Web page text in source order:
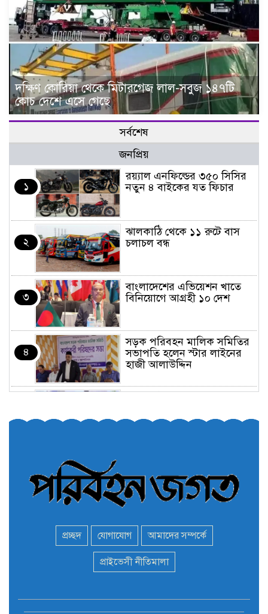
দক্ষিণ কোরিয়া থেকে মিটারগেজ লাল-সবুজ ১৪৭টি
কোচ দেশে এসে গেছে
সর্বশেষ
জনপ্রিয়
১
র‌য়্যাল এনফিল্ডের ৩৫০ সিসির
নতুন ৪ বাইকের যত ফিচার
২
ঝালকাঠি থেকে ১১ রুটে বাস
চলাচল বন্ধ
৩
বাংলাদেশের এভিয়েশন খাতে
বিনিয়োগে আগ্রহী ১০ দেশ
৪
সড়ক পরিবহন মালিক সমিতির
সভাপতি হলেন স্টার লাইনের
হাজী আলাউদ্দিন
অনির্দিষ্টকালের জন্য বাংলাদেশে
মন্ত্রী এমপিদের দেশত্যাগের
হিড়িক : নিরাপদ আশ্রয়ে
প্রচ্ছদ যোগাযোগ আমাদের সম্পর্কে
প্রাইভেসী নীতিমালা